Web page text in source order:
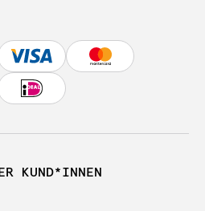
KUND*INNEN